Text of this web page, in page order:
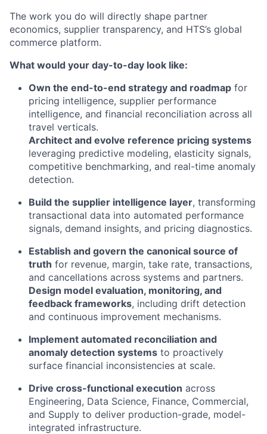
The work you do will directly shape partner
economics, supplier transparency, and HTS’s global
commerce platform.
What would your day-to-day look like:
Own the end-to-end strategy and roadmap for
pricing intelligence, supplier performance
intelligence, and financial reconciliation across all
travel verticals.
Architect and evolve reference pricing systems
leveraging predictive modeling, elasticity signals,
competitive benchmarking, and real-time anomaly
detection.
Build the supplier intelligence layer, transforming
transactional data into automated performance
signals, demand insights, and pricing diagnostics.
Establish and govern the canonical source of
truth for revenue, margin, take rate, transactions,
and cancellations across systems and partners.
Design model evaluation, monitoring, and
feedback frameworks, including drift detection
and continuous improvement mechanisms.
Implement automated reconciliation and
anomaly detection systems to proactively
surface financial inconsistencies at scale.
Drive cross-functional execution across
Engineering, Data Science, Finance, Commercial,
and Supply to deliver production-grade, model-
integrated infrastructure.